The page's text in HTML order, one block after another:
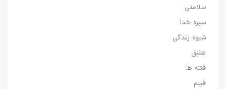
سلامتی
سیره خدا
شیوه زندگی
عشق
فتنه ها
فیلم